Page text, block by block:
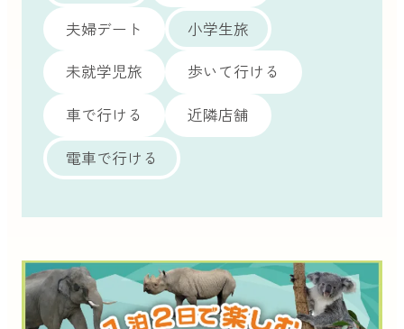
夫婦デート
小学生旅
未就学児旅
歩いて行ける
車で行ける
近隣店舗
電車で行ける